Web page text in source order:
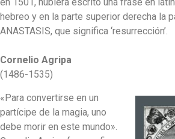
en 1501, hubiera escrito una frase en
hebreo y en la parte superior derecha la
ANASTASIS, que significa ‘resurrección’.
Cornelio Agripa
(1486-1535)
«Para convertirse en un
partícipe de la magia, uno
debe morir en este mundo».